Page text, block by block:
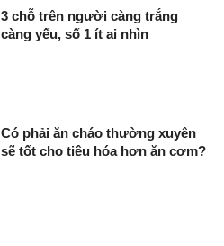
3 chỗ trên người càng trắng
càng yếu, số 1 ít ai nhìn
Có phải ăn cháo thường xuyên
sẽ tốt cho tiêu hóa hơn ăn cơm?